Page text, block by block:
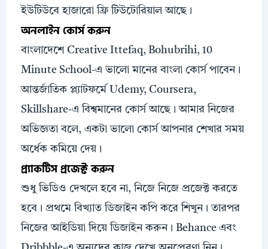
ইউটিউবে হাজারো ফ্রি টিউটোরিয়াল আছে।
অনলাইন কোর্স করুন
বাংলাদেশে Creative Ittefaq, Bohubrihi, 10
Minute School-এ ভালো মানের বাংলা কোর্স পাবেন।
আন্তর্জাতিক প্ল্যাটফর্মে Udemy, Coursera,
Skillshare-এ বিশ্বমানের কোর্স আছে। আমার নিজের
অভিজ্ঞতা বলে, একটা ভালো কোর্স আপনার শেখার সময়
অর্ধেক কমিয়ে দেয়।
প্র্যাকটিস প্রজেক্ট করুন
শুধু ভিডিও দেখলে হবে না, নিজে নিজে প্রজেক্ট করতে
হবে। প্রথমে বিখ্যাত ডিজাইন কপি করে শিখুন। তারপর
নিজের আইডিয়া দিয়ে ডিজাইন করুন। Behance এবং